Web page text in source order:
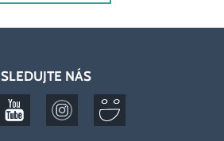
SLEDUJTE NÁS